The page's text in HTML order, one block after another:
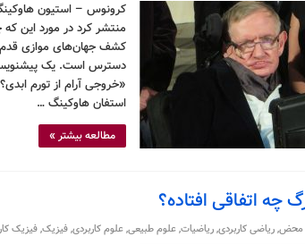
کرونوس – استیون
منتشر کرد در مورد این
کشف جهان‌های موازی قدم
دسترس است. یک پیشنویس
«خروجی آرام از تورم
استفان هاوکینگ …
مطالعه بیشتر »
چه اتفاقی افتاده؟
محض,ریاضی کاربردی,ریاضیات,علوم طبیعی,علوم کاربردی,فیزیک,فیزیک